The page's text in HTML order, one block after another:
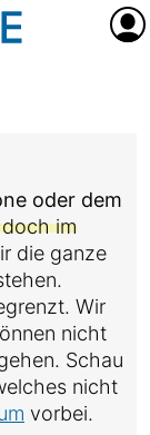
oder dem
im
die ganze
Wir
nicht
Schau
nicht
vorbei.